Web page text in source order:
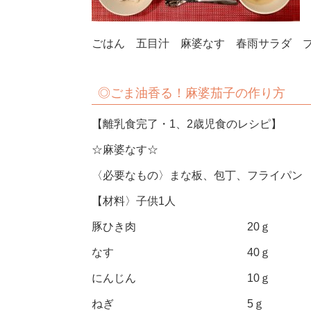
ごはん 五目汁 麻婆なす 春雨サラダ ブ
◎ごま油香る！麻婆茄子の作り方
【離乳食完了・1、2歳児食のレシピ】
☆麻婆なす☆
〈必要なもの〉まな板、包丁、フライパン
【材料〉子供1人
豚ひき肉 20ｇ
なす 40ｇ
にんじん 10ｇ
ねぎ 5ｇ